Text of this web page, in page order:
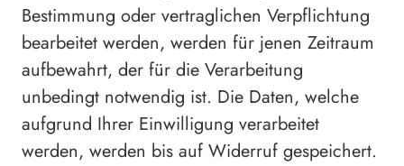
Bestimmung oder vertraglichen Verpflichtung
bearbeitet werden, werden für jenen Zeitraum
aufbewahrt, der für die Verarbeitung
unbedingt notwendig ist. Die Daten, welche
aufgrund Ihrer Einwilligung verarbeitet
werden, werden bis auf Widerruf gespeichert.